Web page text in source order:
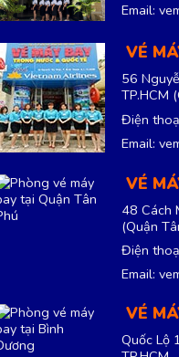
Email:
VÉ
56
TP.HCM
Điện
Email:
VÉ
48 Cách
(Quận
Điện
Email:
VÉ
Quốc Lộ